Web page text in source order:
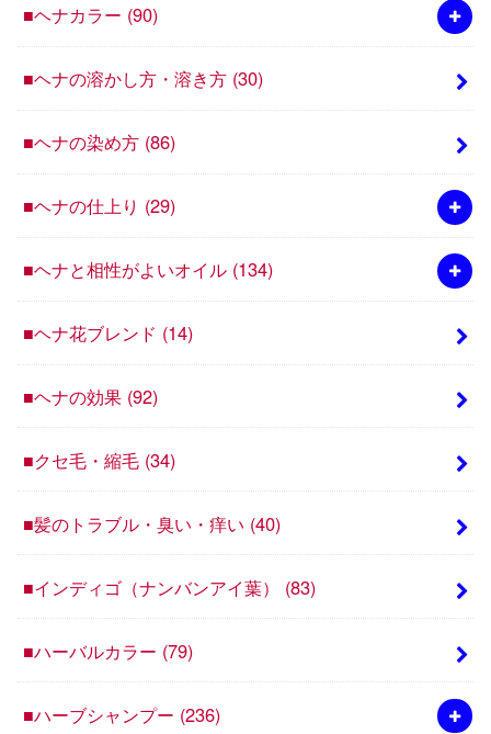
■ヘナカラー (90)
■ヘナの溶かし方・溶き方 (30)
■ヘナの染め方 (86)
■ヘナの仕上り (29)
■ヘナと相性がよいオイル (134)
■ヘナ花ブレンド (14)
■ヘナの効果 (92)
■クセ毛・縮毛 (34)
■髪のトラブル・臭い・痒い (40)
■インディゴ（ナンバンアイ葉） (83)
■ハーバルカラー (79)
■ハーブシャンプー (236)